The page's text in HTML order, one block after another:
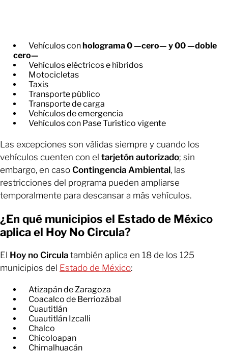
Vehículos con holograma 0 —cero— y 00 —doble
cero—
Vehículos eléctricos e híbridos
Motocicletas
Taxis
Transporte público
Transporte de carga
Vehículos de emergencia
Vehículos con Pase Turístico vigente
Las excepciones son válidas siempre y cuando los
vehículos cuenten con el tarjetón autorizado; sin
embargo, en caso Contingencia Ambiental, las
restricciones del programa pueden ampliarse
temporalmente para descansar a más vehículos.
¿En qué municipios el Estado de México
aplica el Hoy No Circula?
El Hoy no Circula también aplica en 18 de los 125
municipios del Estado de México:
Atizapán de Zaragoza
Coacalco de Berriozábal
Cuautitlán
Cuautitlán Izcalli
Chalco
Chicoloapan
Chimalhuacán